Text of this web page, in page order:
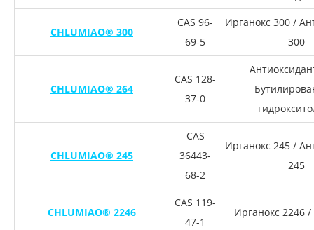
CHLUMIAO® 300
CAS 96-
69-5
Ирганокс 300 /
300
CHLUMIAO® 264
CAS 128-
37-0
CHLUMIAO® 245
CAS
36443-
68-2
Ирганокс 245 /
245
CHLUMIAO® 2246
CAS 119-
47-1
Ирганокс 2246 /